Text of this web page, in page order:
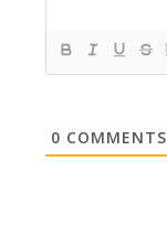
0 COMMENTS